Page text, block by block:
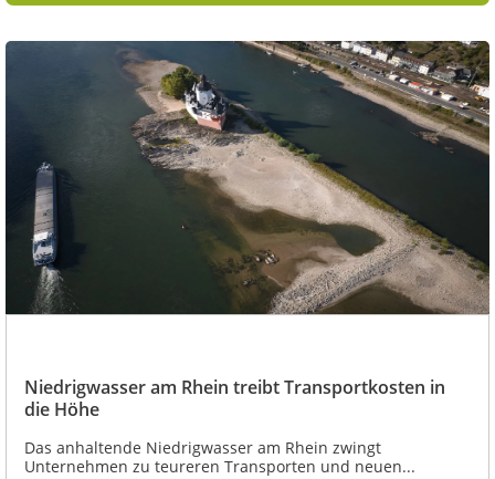
Niedrigwasser am Rhein treibt Transportkosten in
die Höhe
Das anhaltende Niedrigwasser am Rhein zwingt
Unternehmen zu teureren Transporten und neuen...